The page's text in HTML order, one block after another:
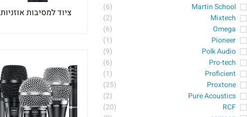
Martin School
(6)
Mixtech
(2)
Omega
(6)
Pioneer
(1)
Polk Audio
(9)
Pro-tech
(6)
Proficient
(1)
Proxtone
(25)
Pure Acoustics
(2)
RCF
(20)
ציוד למסיבות אוזניות